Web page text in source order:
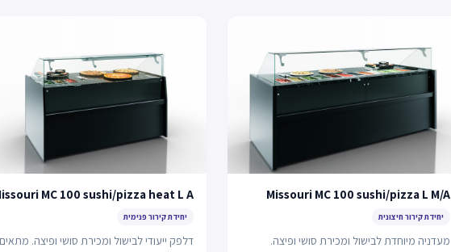
Missouri MC 100 sushi/pizza L M/A
יחידת קירור חיצונית
מעדניה מיוחדת לבישול ומכירת סושי ופיצה.
MC 100 sushi/pizza heat L A
יחידת קירור פנימית
דלפק ייעודי לבישול ומכירת סושי ופיצה.